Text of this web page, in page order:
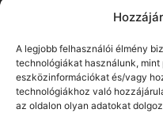
A legjobb felhasználói élmény
technológiákat használunk,
eszközinformációkat és/vagy
technológiákhoz való
az oldalon olyan adatokat
+36 1 426
PROFESSZIONÁLIS
2360
Tel.:
Nyitva tartás: